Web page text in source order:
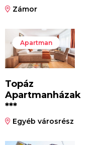
Zámor
Apartman
Topáz
Apartmanházak
***
Egyéb városrész